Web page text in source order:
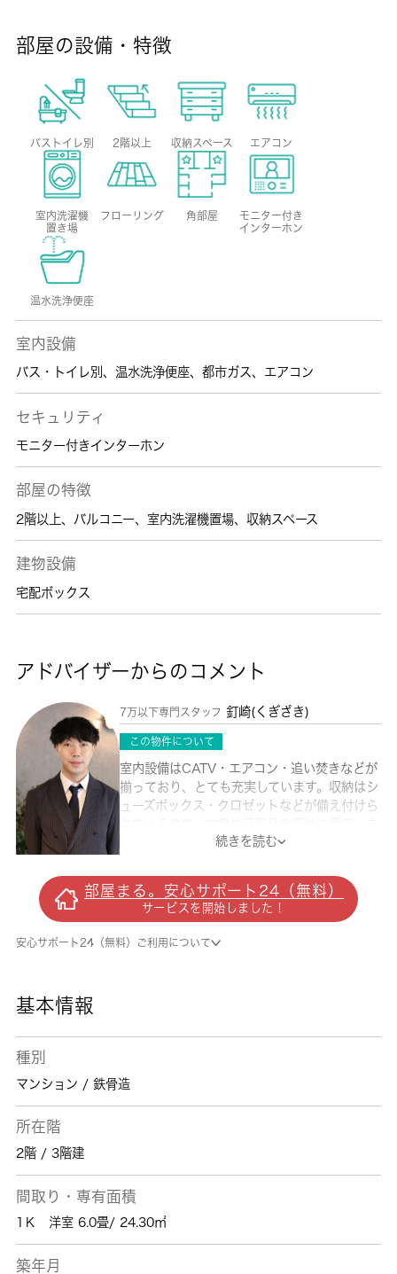
部屋の設備・特徴
バストイレ別 2階以上 収納スペース エアコン
室内洗濯機
置き場
フローリング 角部屋
モニター付き
インターホン
温水洗浄便座
室内設備
バス・トイレ別 、 温水洗浄便座、 都市ガス、 エアコン
セキュリティ
モニター付きインターホン
部屋の特徴
2階以上、 バルコニー、 室内洗濯機置場、 収納スペース
建物設備
宅配ボックス
アドバイザーからのコメント
7万以下専門スタッフ 釘崎(くぎざき)
この物件について
室内設備はCATV・エアコン・追い焚きなどが
揃っており、とても充実しています。収納はシ
ューズボックス・クロゼットなどが備え付けら
す。知らない人が来た時でも玄関を開ける必要
おります。駅まで4分と、駅近でアクセスも良
好な物件です。バストイレ別になっている物件
です。フローリング張りの物件です。現在空家
です。内見等お気軽にお問い合わせください。
続きを読む
部屋まる。安心サポート24（無料）
サービスを開始しました！
安心サポート24（無料）ご利用について
基本情報
種別
マンション / 鉄骨造
所在階
2階 / 3階建
間取り・専有面積
1Ｋ 洋室 6.0畳/ 24.30㎡
築年月